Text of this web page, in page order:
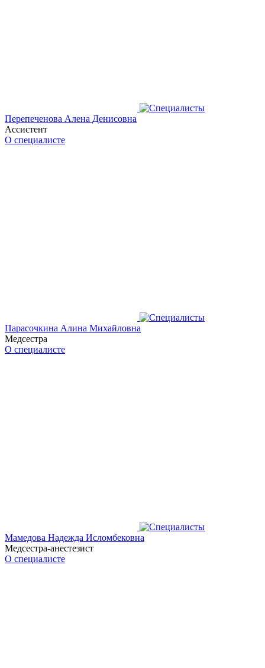
Перепеченова Алена Денисовна
Ассистент
О специалисте
Парасочкина Алина Михайловна
Медсестра
О специалисте
Мамедова Надежда Исломбековна
Медсестра-анестезист
О специалисте